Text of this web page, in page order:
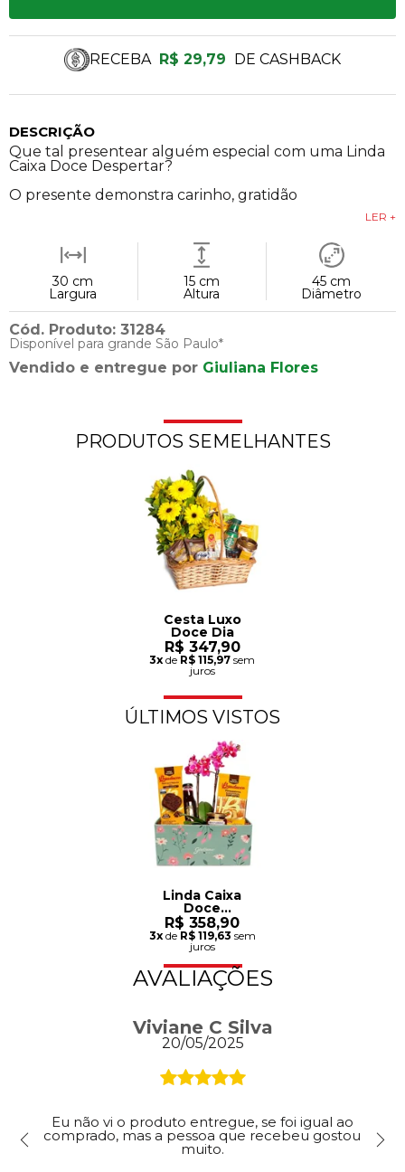
DESCRIÇÃO
Que tal presentear alguém especial com uma Linda
Caixa Doce Despertar?
O presente demonstra carinho, gratidão
LER +
30 cm
Largura
15 cm
Altura
45 cm
Diâmetro
Cód. Produto: 31284
Disponível para grande São Paulo*
Vendido e entregue por Giuliana Flores
RECEBA R$ 29,79 DE CASHBACK
PRODUTOS SEMELHANTES
Cesta Luxo
Doce Dia
R$ 347,90
3xde R$ 115,97 sem
juros
ÚLTIMOS VISTOS
Linda Caixa
Doce
Despertar
R$ 358,90
3xde R$ 119,63 sem
juros
AVALIAÇÕES
Viviane C Silva
20/05/2025
Eu não vi o produto entregue, se foi igual ao
comprado, mas a pessoa que recebeu gostou
muito.